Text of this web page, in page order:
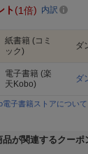
ト 1倍 内訳
紙書籍 (コミ
ック)
ダ
電子書籍 (楽
天Kobo)
ダ
電子書籍ストアについて
品が関連するクー